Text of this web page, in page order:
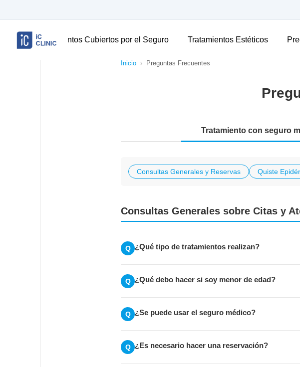
Tratamientos Cubiertos por el Seguro Tratamientos Estéticos
Inicio › Preguntas Frecuentes
Tratamiento con seguro
Consultas Generales y Reservas Quiste
Consultas Generales sobre Citas y
Q ¿Qué tipo de tratamientos realizan?
Q ¿Qué debo hacer si soy menor de edad?
Q ¿Se puede usar el seguro médico?
Q ¿Es necesario hacer una reservación?